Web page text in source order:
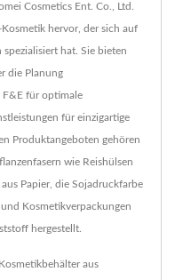
Cosmetics Ent. Co., Ltd.
hervor, der sich auf
hat. Sie bieten
die Planung
F&E für optimale
für einzigartige
Produktangeboten gehören
wie Reishülsen
Papier, die Sojadruckfarbe
Kosmetikverpackungen
hergestellt.
aus